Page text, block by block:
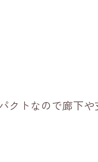
トなので廊下